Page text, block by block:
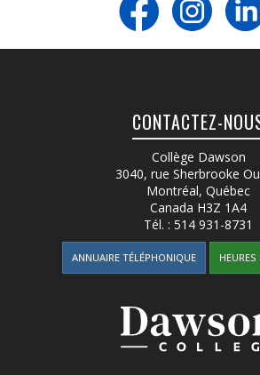
CONTACTEZ-
Collège Dawson
3040, rue Sherbrooke
Montréal, Québec
Canada H3Z 1A4
Tél. :514 931-8731
ANNUAIRE TÉLÉPHONIQUE